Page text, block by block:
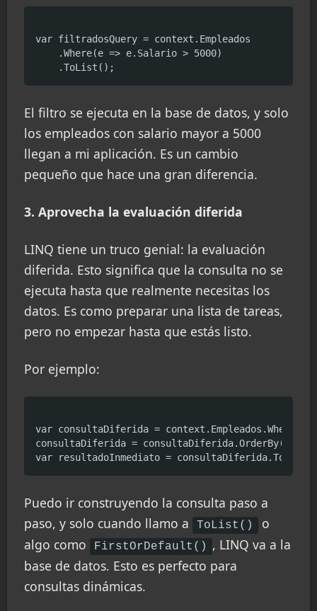
var filtradosQuery = context.Empleados
    .Where(e => e.Salario > 5000)
El filtro se ejecuta en la base de datos, y solo
los empleados con salario mayor a 5000
llegan a mi aplicación. Es un cambio
pequeño que hace una gran diferencia.
3. Aprovecha la evaluación diferida
LINQ tiene un truco genial: la evaluación
diferida. Esto significa que la consulta no se
ejecuta hasta que realmente necesitas los
datos. Es como preparar una lista de tareas,
pero no empezar hasta que estás listo.
Por ejemplo:
var consultaDiferida =
consultaDiferida = consultaDiferida.OrderBy(e =>
Puedo ir construyendo la consulta paso a
paso, y solo cuando llamo a
ToList()
o
algo como
FirstOrDefault()
, LINQ va a la
base de datos. Esto es perfecto para
consultas dinámicas.